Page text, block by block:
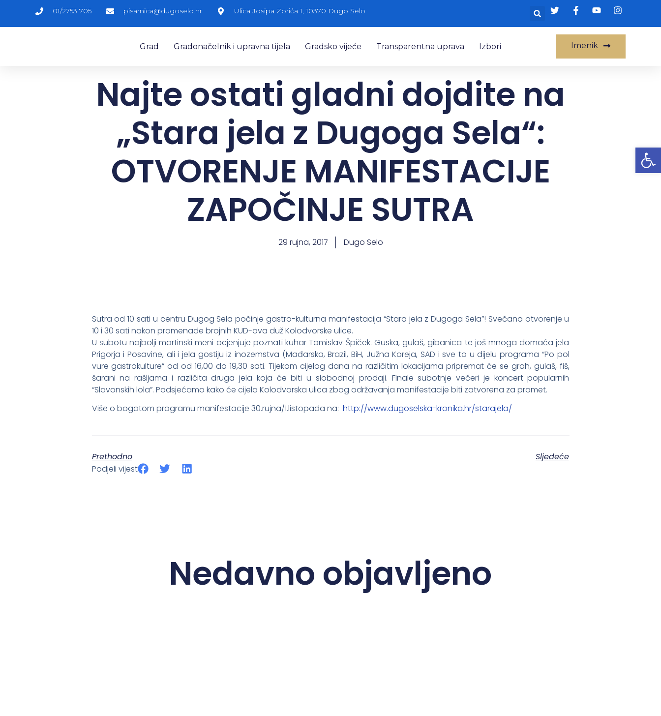
01/2753 705 pisarnica@dugoselo.hr Ulica Josipa Zorića 1, 10370 Dugo Selo
Grad Gradonačelnik i upravna tijela Gradsko vijeće Transparentna uprava Izbori Imenik
Najte ostati gladni dojdite na
„Stara jela z Dugoga Sela“:
OTVORENJE MANIFESTACIJE
ZAPOČINJE SUTRA
29 rujna, 2017 Dugo Selo
Sutra od 10 sati u centru Dugog Sela počinje gastro-kulturna manifestacija “Stara jela z Dugoga Sela”! Svečano otvorenje u
10 i 30 sati nakon promenade brojnih KUD-ova duž Kolodvorske ulice.
U subotu najbolji martinski meni ocjenjuje poznati kuhar Tomislav Špiček. Guska, gulaš, gibanica te još mnoga domaća jela
Prigorja i Posavine, ali i jela gostiju iz inozemstva (Mađarska, Brazil, BiH, Južna Koreja, SAD i sve to u dijelu programa “Po pol
vure gastrokulture” od od 16,00 do 19,30 sati. Tijekom cijelog dana na različitim lokacijama pripremat će se grah, gulaš, fiš,
šarani na rašljama i različita druga jela koja će biti u slobodnoj prodaji. Finale subotnje večeri je koncert popularnih
“Slavonskih lola”. Podsjećamo kako će cijela Kolodvorska ulica zbog održavanja manifestacije biti zatvorena za promet.
Više o bogatom programu manifestacije 30.rujna/1.listopada na: http://www.dugoselska-kronika.hr/starajela/
Prethodno
Sljedeće
Podjeli vijest
Nedavno objavljeno